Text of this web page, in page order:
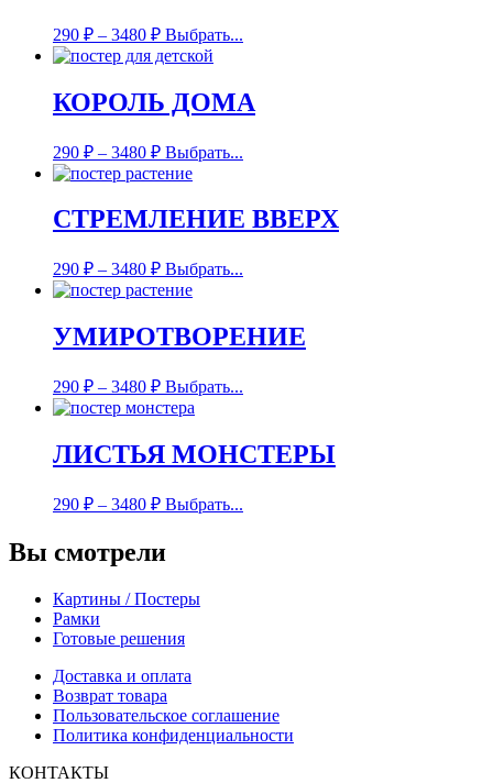
290 ₽ – 3480 ₽ Выбрать...
КОРОЛЬ ДОМА
290 ₽ – 3480 ₽ Выбрать...
СТРЕМЛЕНИЕ ВВЕРХ
290 ₽ – 3480 ₽ Выбрать...
УМИРОТВОРЕНИЕ
290 ₽ – 3480 ₽ Выбрать...
ЛИСТЬЯ МОНСТЕРЫ
290 ₽ – 3480 ₽ Выбрать...
Вы смотрели
Картины / Постеры
Рамки
Готовые решения
Доставка и оплата
Возврат товара
Пользовательское соглашение
Политика конфиденциальности
КОНТАКТЫ